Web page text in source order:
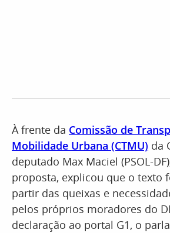
À frente da Comissão de
Mobilidade Urbana (CTMU) da
deputado Max Maciel (PSOL-
proposta, explicou que o texto
partir das queixas e
pelos próprios moradores do
declaração ao portal G1, o